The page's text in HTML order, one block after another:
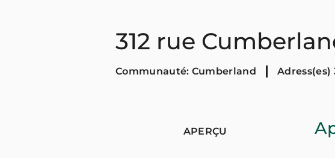
312 rue
Communauté: Cumberland Adress(es)
APERÇU